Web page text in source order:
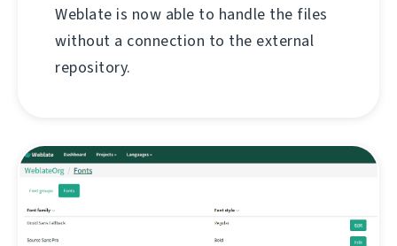
Weblate is now able to handle the files
without a connection to the external
repository.